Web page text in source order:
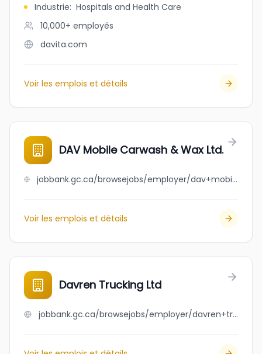
Industrie: Hospitals and Health Care
10,000+ employés
davita.com
Voir les emplois et détails
DAV Mobile Carwash & Wax Ltd.
jobbank.gc.ca/browsejobs/employer/dav+mobile+carwash+%26+wax+ltd./ca
Voir les emplois et détails
Davren Trucking Ltd
jobbank.gc.ca/browsejobs/employer/davren+trucking+ltd/ca